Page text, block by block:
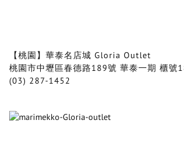
【桃園】華泰名店城 Gloria Outlet
桃園市中壢區春德路189號 華泰一期 櫃號
(03) 287-1452